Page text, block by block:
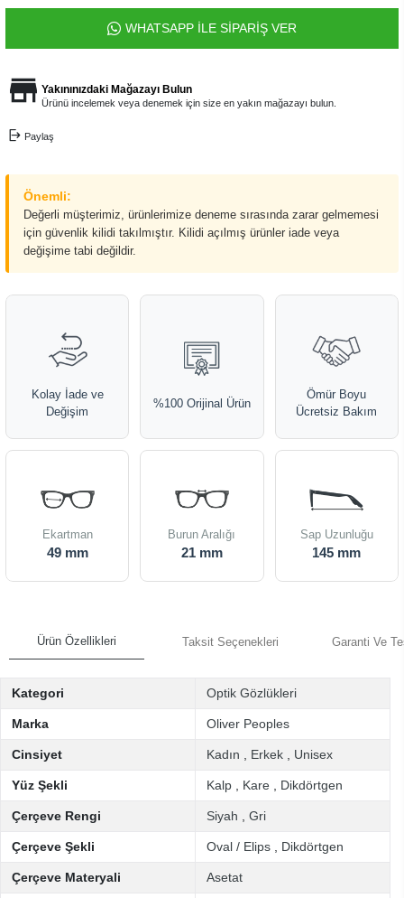
WHATSAPP İLE SİPARİŞ VER
Yakınınızdaki Mağazayı Bulun
Ürünü incelemek veya denemek için size en yakın mağazayı bulun.
Paylaş
Önemli:
Değerli müşterimiz, ürünlerimize deneme sırasında zarar gelmemesi
için güvenlik kilidi takılmıştır. Kilidi açılmış ürünler iade veya
değişime tabi değildir.
Kolay İade ve
Değişim
%100 Orijinal Ürün
Ömür Boyu
Ücretsiz Bakım
Ekartman
49 mm
Burun Aralığı
21 mm
Sap Uzunluğu
145 mm
Ürün Özellikleri Taksit Seçenekleri Garanti Ve
Kategori Optik Gözlükleri
Marka Oliver Peoples
Cinsiyet Kadın Erkek Unisex
Yüz Şekli Kalp Kare Dikdörtgen
Çerçeve Rengi Siyah Gri
Çerçeve Şekli Oval / Elips Dikdörtgen
Çerçeve Materyali Asetat